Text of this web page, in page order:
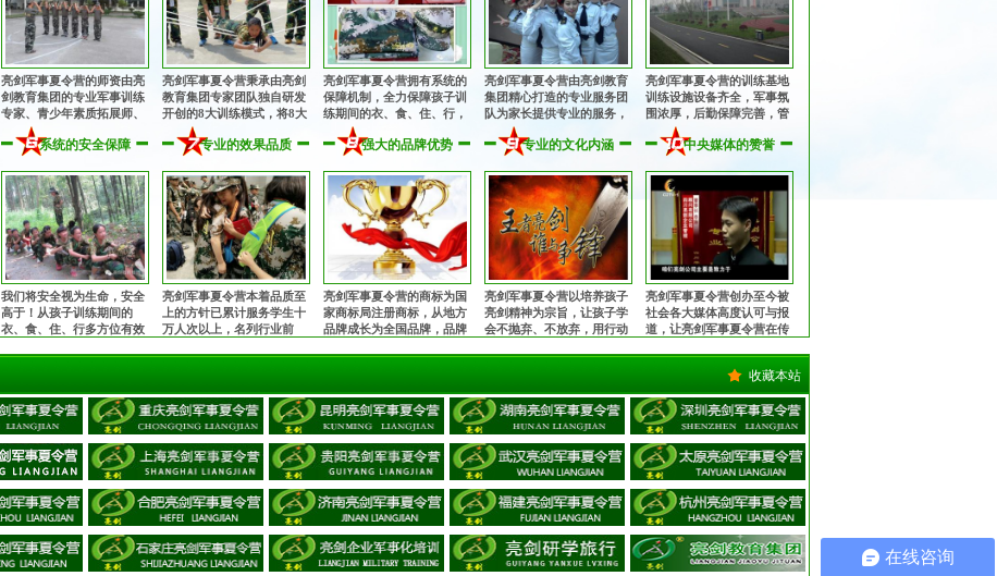
亮剑军事夏令营的师资由亮
剑教育集团的专业军事训练
专家、青少年素质拓展师、
心理健康教育专家、知名励
志教育专家、畅销书作者共
队！
亮剑军事夏令营秉承由亮剑
教育集团专家团队独自研发
开创的8大训练模式，将8大
专业训练模式有机融为一
体，多角度、多方位提升孩
亮剑军事夏令营拥有系统的
保障机制，全力保障孩子训
练期间的衣、食、住、行，
为孩子的训练成长提供完善
的后勤保障！
亮剑军事夏令营由亮剑教育
集团精心打造的专业服务团
队为家长提供专业的服务，
从孩子入营到离营全程提供
细致、周到的服务！
亮剑军事夏令营的训练基地
训练设施设备齐全，军事氛
围浓厚，后勤保障完善，管
理规范安全，纪律作风优
良，让孩子获得持久、优良
系统的安全保障
我们将安全视为生命，安全
高于！从孩子训练期间的
衣、食、住、行多方位有效
护，并在入营前为每一位孩
专业的效果品质
亮剑军事夏令营本着品质至
上的方针已累计服务学生十
万人次以上，名列行业前
肯定和赞誉，让全国的孩子
军事夏令营！
强大的品牌优势
亮剑军事夏令营的商标为国
家商标局注册商标，从地方
品牌成长为全国品牌，品牌
安全、正规，值得信赖！
专业的文化内涵
亮剑军事夏令营以培养孩子
亮剑精神为宗旨，让孩子学
会不抛弃、不放弃，用行动
亿万中国心！
中央媒体的赞誉
亮剑军事夏令营创办至今被
社会各大媒体高度认可与报
道，让亮剑军事夏令营在传
著与坚定！
收藏本站
在线咨询